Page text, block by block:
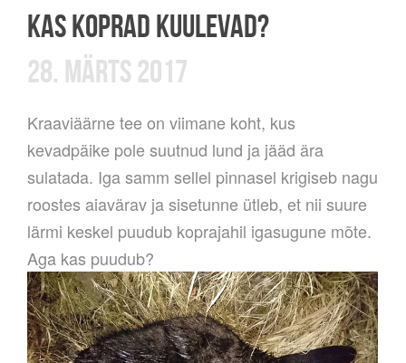
KAS KOPRAD KUULEVAD?
28. MÄRTS 2017
Kraaviäärne tee on viimane koht, kus
kevadpäike pole suutnud lund ja jääd ära
sulatada. Iga samm sellel pinnasel krigiseb nagu
roostes aiavärav ja sisetunne ütleb, et nii suure
lärmi keskel puudub koprajahil igasugune mõte.
Aga kas puudub?